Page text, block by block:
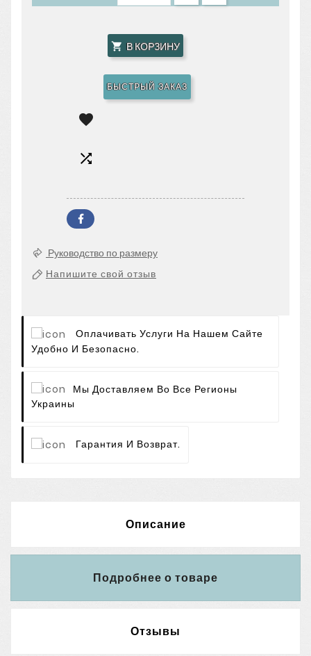
 В КОРЗИНУ
БЫСТРЫЙ ЗАКАЗ


Руководство по размеру
Напишите свой отзыв
Оплачивать Услуги На Нашем Сайте
Удобно И Безопасно.
Мы Доставляем Во Все Регионы
Украины
Гарантия И Возврат.
Описание
Подробнее о товаре
Отзывы